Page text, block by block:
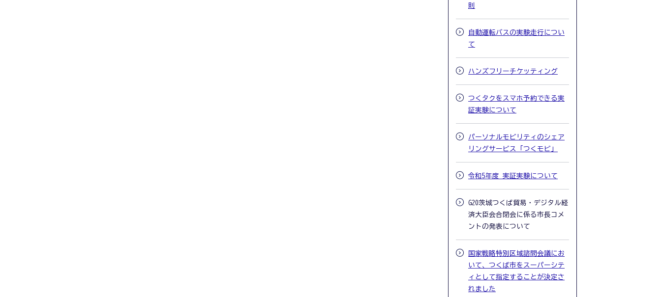
則
自動運転バスの実験走行につい
て
ハンズフリーチケッティング
つくタクをスマホ予約できる実
証実験について
パーソナルモビリティのシェア
リングサービス「つくモビ」
令和5年度 実証実験について
G20茨城つくば貿易・デジタル経
済大臣会合閉会に係る市長コメ
ントの発表について
国家戦略特別区域諮問会議にお
いて、つくば市をスーパーシテ
ィとして指定することが決定さ
れました